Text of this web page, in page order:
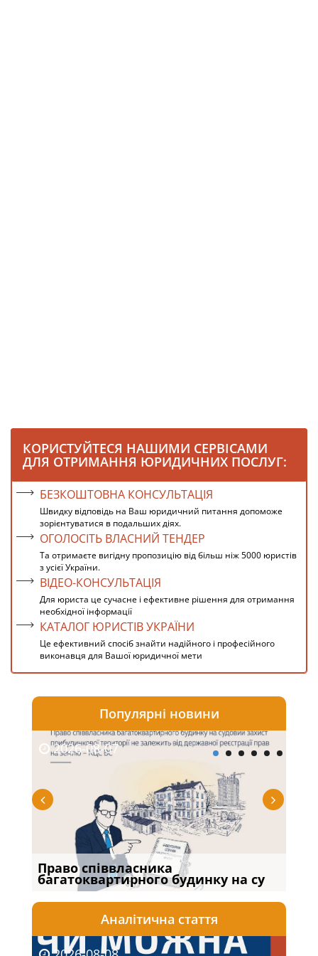
КОРИСТУЙТЕСЯ НАШИМИ СЕРВІСАМИ
ДЛЯ ОТРИМАННЯ ЮРИДИЧНИХ ПОСЛУГ:
БЕЗКОШТОВНА КОНСУЛЬТАЦІЯ
Швидку відповідь на Ваш юридичний питання допоможе
зорієнтуватися в подальших діях.
ОГОЛОСІТЬ ВЛАСНИЙ ТЕНДЕР
Та отримаєте вигідну пропозицію від більш ніж 5000 юристів
з усієї України.
ВІДЕО-КОНСУЛЬТАЦІЯ
Для юриста це сучасне і ефективне рішення для отримання
необхідної інформації
КАТАЛОГ ЮРИСТІВ УКРАЇНИ
Це ефективний спосіб знайти надійного і професійного
виконавця для Вашої юридичної мети
Популярні новини
2026-08-07
Право співвласника
багатоквартирного будинку на су
Аналітична стаття